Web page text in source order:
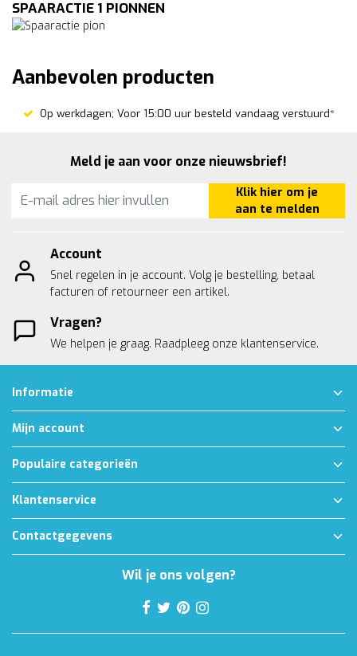
SPAARACTIE 1 PIONNEN
Aanbevolen producten
Op werkdagen; Voor 15:00 uur besteld vandaag verstuurd*
Meld je aan voor onze nieuwsbrief!
Klik hier om je
aan te melden
Account
Snel regelen in je account. Volg je bestelling, betaal
facturen of retourneer een artikel.
Vragen?
We helpen je graag. Raadpleeg onze klantenservice.
Informatie
Mijn account
Populaire categorieën
Klantenservice
Contactgegevens
Wil je ons volgen?